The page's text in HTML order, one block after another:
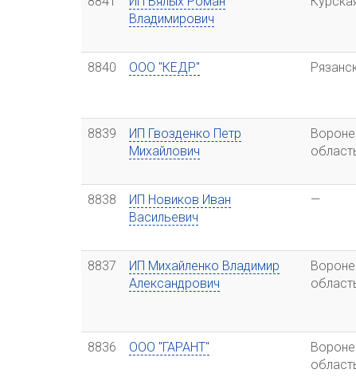
Владимирович
8840 ООО "КЕДР"
8839
ИП Гвозденко Петр
Михайлович
8838
ИП Новиков Иван
Васильевич
—
8837
ИП Михайленко Владимир
Александрович
8836 ООО "ГАРАНТ"